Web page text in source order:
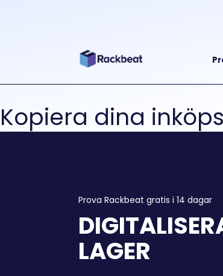
Kopiera dina
Prova Rackbeat gratis i 14 dagar
LAGER